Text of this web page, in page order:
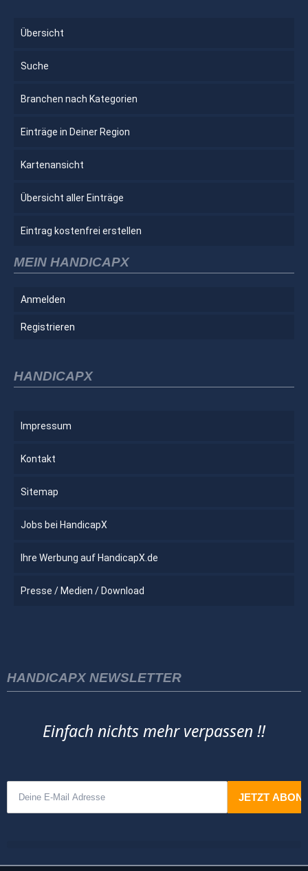
Übersicht
Suche
Branchen nach Kategorien
Einträge in Deiner Region
Kartenansicht
Übersicht aller Einträge
Eintrag kostenfrei erstellen
MEIN HANDICAPX
Anmelden
Registrieren
HANDICAPX
Impressum
Kontakt
Sitemap
Jobs bei HandicapX
Ihre Werbung auf HandicapX.de
Presse / Medien / Download
HANDICAPX NEWSLETTER
Einfach nichts mehr verpassen !!